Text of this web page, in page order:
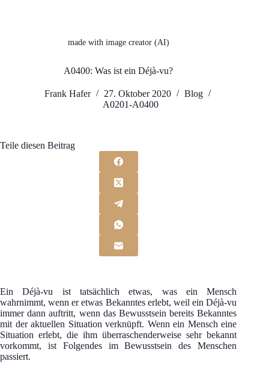
made with image creator (AI)
A0400: Was ist ein Déjà-vu?
Frank Hafer 27. Oktober 2020
Blog
A0201-A0400
Teile diesen Beitrag
Ein Déjà-vu ist tatsächlich etwas, was ein Mensch
wahrnimmt, wenn er etwas Bekanntes erlebt, weil ein Déjà-vu
immer dann auftritt, wenn das Bewusstsein bereits Bekanntes
mit der aktuellen Situation verknüpft. Wenn ein Mensch eine
Situation erlebt, die ihm überraschenderweise sehr bekannt
vorkommt, ist Folgendes im Bewusstsein des Menschen
passiert.